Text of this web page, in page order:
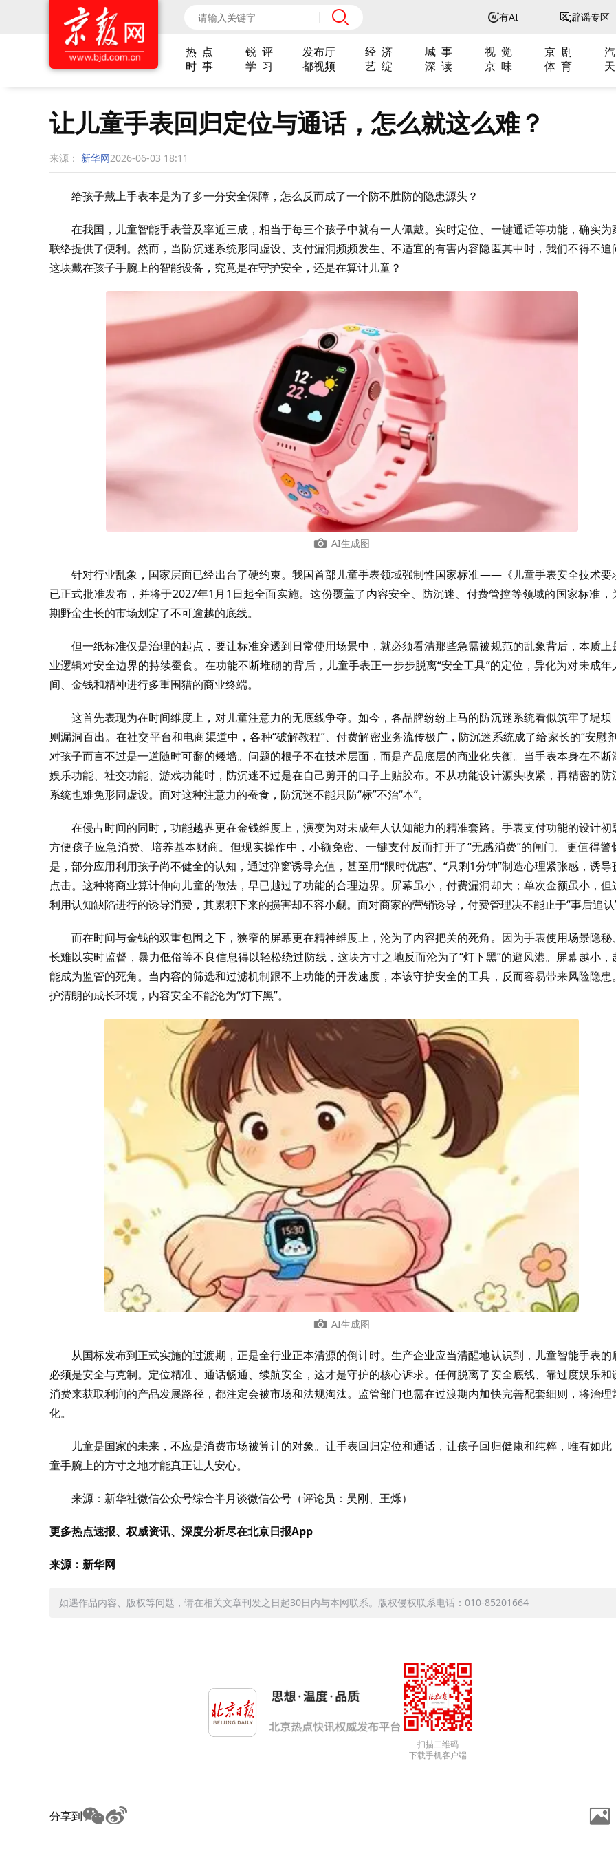
有AI 辟谣专区
热 点 锐 评 发布厅 经 济 城 事 视 觉 京 剧
时 事
学 习 都视频 艺 绽 深 读 京 味 体 育
让儿童手表回归定位与通话，怎么就这么难？
来源： 新华网2026-06-03 18:11
给孩子戴上手表本是为了多一分安全保障，怎么反而成了一个防不胜防的隐患源头？
在我国，儿童智能手表普及率近三成，相当于每三个孩子中就有一人佩戴。实时定位、一键通话等功能，确实为
联络提供了便利。然而，当防沉迷系统形同虚设、支付漏洞频频发生、不适宜的有害内容隐匿其中时，我们不得不追
这块戴在孩子手腕上的智能设备，究竟是在守护安全，还是在算计儿童？
AI生成图
针对行业乱象，国家层面已经出台了硬约束。我国首部儿童手表领域强制性国家标准——《儿童手表安全技术要
已正式批准发布，并将于2027年1月1日起全面实施。这份覆盖了内容安全、防沉迷、付费管控等领域的国家标准，
期野蛮生长的市场划定了不可逾越的底线。
但一纸标准仅是治理的起点，要让标准穿透到日常使用场景中，就必须看清那些急需被规范的乱象背后，本质上
业逻辑对安全边界的持续蚕食。在功能不断堆砌的背后，儿童手表正一步步脱离“安全工具”的定位，异化为对未成年
间、金钱和精神进行多重围猎的商业终端。
这首先表现为在时间维度上，对儿童注意力的无底线争夺。如今，各品牌纷纷上马的防沉迷系统看似筑牢了堤坝
则漏洞百出。在社交平台和电商渠道中，各种“破解教程”、付费解密业务流传极广，防沉迷系统成了给家长的“安慰剂
对孩子而言不过是一道随时可翻的矮墙。问题的根子不在技术层面，而是产品底层的商业化失衡。当手表本身在不断
娱乐功能、社交功能、游戏功能时，防沉迷不过是在自己剪开的口子上贴胶布。不从功能设计源头收紧，再精密的防
系统也难免形同虚设。面对这种注意力的蚕食，防沉迷不能只防“标”不治“本”。
在侵占时间的同时，功能越界更在金钱维度上，演变为对未成年人认知能力的精准套路。手表支付功能的设计初
方便孩子应急消费、培养基本财商。但现实操作中，小额免密、一键支付反而打开了“无感消费”的闸门。更值得警
是，部分应用利用孩子尚不健全的认知，通过弹窗诱导充值，甚至用“限时优惠”、“只剩1分钟”制造心理紧张感，诱导
点击。这种将商业算计伸向儿童的做法，早已越过了功能的合理边界。屏幕虽小，付费漏洞却大；单次金额虽小，但
利用认知缺陷进行的诱导消费，其累积下来的损害却不容小觑。面对商家的营销诱导，付费管理决不能止于“事后追认”
而在时间与金钱的双重包围之下，狭窄的屏幕更在精神维度上，沦为了内容把关的死角。因为手表使用场景隐秘
长难以实时监督，暴力低俗等不良信息得以轻松绕过防线，这块方寸之地反而沦为了“灯下黑”的避风港。屏幕越小，
能成为监管的死角。当内容的筛选和过滤机制跟不上功能的开发速度，本该守护安全的工具，反而容易带来风险隐患
护清朗的成长环境，内容安全不能沦为“灯下黑”。
AI生成图
从国标发布到正式实施的过渡期，正是全行业正本清源的倒计时。生产企业应当清醒地认识到，儿童智能手表的
必须是安全与克制。定位精准、通话畅通、续航安全，这才是守护的核心诉求。任何脱离了安全底线、靠过度娱乐和
消费来获取利润的产品发展路径，都注定会被市场和法规淘汰。监管部门也需在过渡期内加快完善配套细则，将治理
化。
儿童是国家的未来，不应是消费市场被算计的对象。让手表回归定位和通话，让孩子回归健康和纯粹，唯有如此
童手腕上的方寸之地才能真正让人安心。
来源：新华社微信公众号综合半月谈微信公号（评论员：吴刚、王烁）
更多热点速报、权威资讯、深度分析尽在北京日报App
来源：新华网
如遇作品内容、版权等问题，请在相关文章刊发之日起30日内与本网联系。版权侵权联系电话：010-85201664
扫描二维码
下载手机客户端
分享到